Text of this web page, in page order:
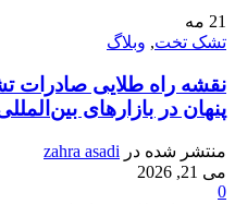
21 مه
تشک تخت, وبلاگ
نقشه راه طلایی
پنهان در بازارهای
منتشر شده در zahra asadi
می 21, 2026
0